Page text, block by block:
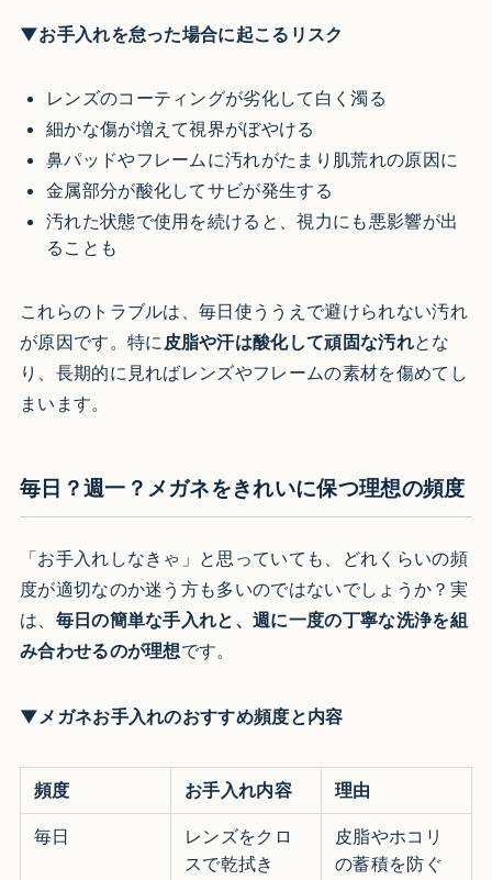
▼お手入れを怠った場合に起こるリスク
レンズのコーティングが劣化して白く濁る
細かな傷が増えて視界がぼやける
鼻パッドやフレームに汚れがたまり肌荒れの原因に
金属部分が酸化してサビが発生する
汚れた状態で使用を続けると、視力にも悪影響が出
ることも
これらのトラブルは、毎日使ううえで避けられない汚れ
が原因です。特に皮脂や汗は酸化して頑固な汚れとな
り、長期的に見ればレンズやフレームの素材を傷めてし
まいます。
毎日？週一？メガネをきれいに保つ理想の頻度
「お手入れしなきゃ」と思っていても、どれくらいの頻
度が適切なのか迷う方も多いのではないでしょうか？実
は、 毎日の簡単な手入れと、週に一度の丁寧な洗浄を組
み合わせるのが理想です。
▼メガネお手入れのおすすめ頻度と内容
頻度 お手入れ内容 理由
毎日
レンズをクロ
スで乾拭き
皮脂やホコリ
の蓄積を防ぐ